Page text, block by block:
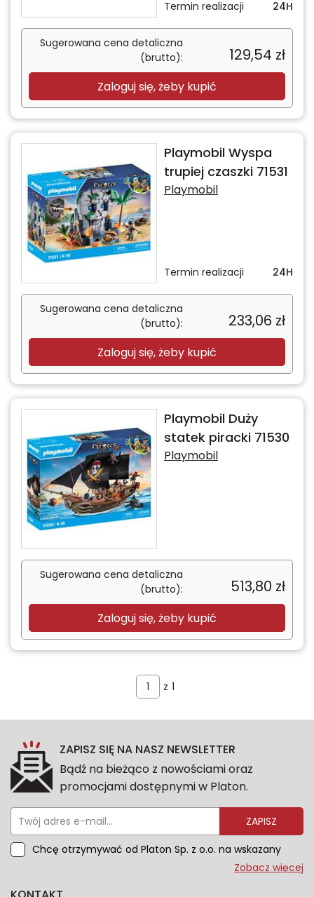
Termin realizacji 24H
Sugerowana cena detaliczna
(brutto):
129,54 zł
Zaloguj się, żeby kupić
Playmobil Wyspa
trupiej czaszki 71531
Playmobil
Termin realizacji 24H
Sugerowana cena detaliczna
(brutto):
233,06 zł
Zaloguj się, żeby kupić
Playmobil Duży
statek piracki 71530
Playmobil
Sugerowana cena detaliczna
(brutto):
513,80 zł
Zaloguj się, żeby kupić
z 1
ZAPISZ SIĘ NA NASZ NEWSLETTER
Bądź na bieżąco z nowościami oraz
promocjami dostępnymi w Platon.
ZAPISZ
Chcę otrzymywać od Platon Sp. z o.o. na wskazany
przeze mnie adres e-mail informacje marketingowe
dotyczące danych osobowych znajdziesz w naszej
Zobacz więcej